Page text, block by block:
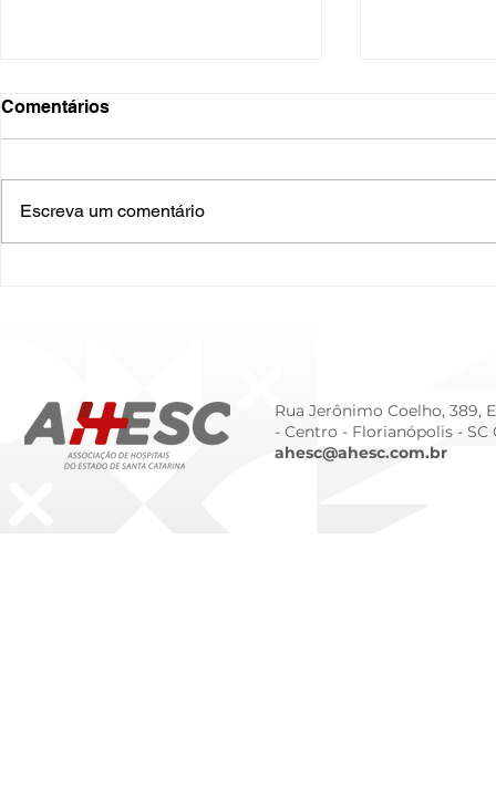
Comentários
Escreva um comentário
Rua Jerônimo Coelho, 389,
- Centro - Florianópolis - SC
ahesc@ahesc.com.br